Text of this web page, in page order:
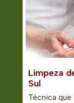
Limpeza
Sul
Técnica